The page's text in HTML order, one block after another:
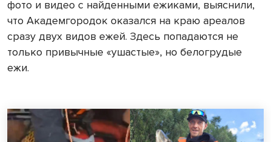
фото и видео с найденными ежиками, выяснили,
что Академгородок оказался на краю ареалов
сразу двух видов ежей. Здесь попадаются не
только привычные «ушастые», но белогрудые
ежи.